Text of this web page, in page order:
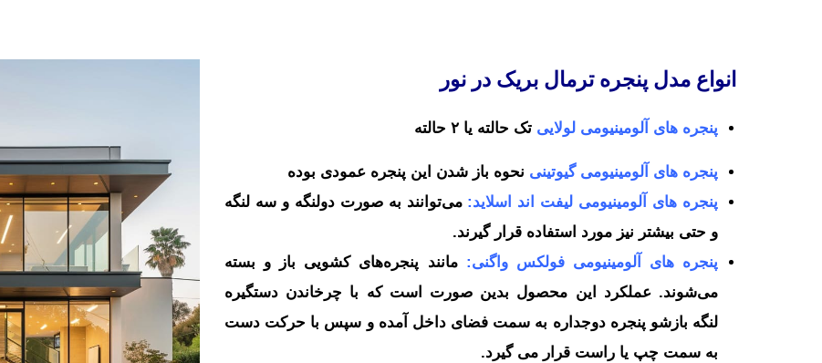
انواع مدل پنجره ترمال بریک در نور
پنجره های آلومینیومی لولایی تک حالته یا ۲ حالته
پنجره های آلومینیومی گیوتینی نحوه باز شدن این پنجره عمودی بوده
پنجره های آلومینیومی لیفت اند اسلاید: می‌توانند به صورت دولنگه و سه لنگه
و حتی بیشتر نیز مورد استفاده قرار گیرند.
پنجره های آلومینیومی فولکس واگنی: مانند پنجره‌های کشویی باز و بسته
می‌شوند. عملکرد این محصول بدین صورت است که با چرخاندن دستگیره
لنگه بازشو پنجره دوجداره به سمت فضای داخل آمده و سپس با حرکت دست
به سمت چپ یا راست قرار می گیرد.